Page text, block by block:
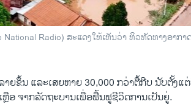
Radio) ສະແດງໃຫ້ເຫັນວ່າ ທິວທັດທາງອາ
ຍຂຶ້ນ ແລະເສຍຫາຍ 30,000 ກວ່າຕື້ກີບ ນັບຕັ້ງແ
ອ ຈາກລັດຖະບານເພື່ອຟື້ນຟູຊີວິດການເປັນຍູ່.